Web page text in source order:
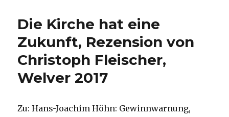
Die Kirche hat eine
Zukunft, Rezension von
Christoph Fleischer,
Welver 2017
Zu: Hans-Joachim Höhn: Gewinnwarnung,